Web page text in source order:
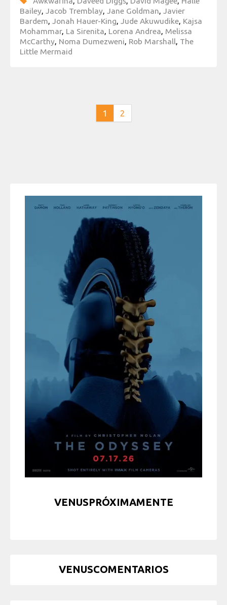
Bailey, Jacob Tremblay, Jane Goldman, Javier
Bardem, Jonah Hauer-King, Jude Akuwudike, Kajsa
Mohammar, La Sirenita, Lorena Andrea, Melissa
McCarthy, Noma Dumezweni, Rob Marshall, The
Little Mermaid
1 2
VENUSPRÓXIMAMENTE
VENUSCOMENTARIOS